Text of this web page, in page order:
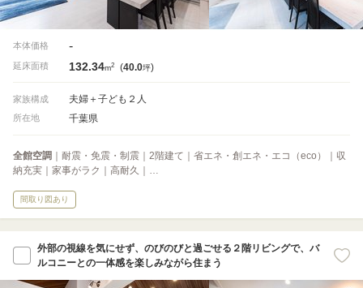
本体価格 -
延床面積 132.34m2 (40.0坪)
家族構成 夫婦＋子ども２人
所在地 千葉県
全館空調 ｜耐震・免震・制震｜2階建て｜省エネ・創エネ・エコ（eco）｜収
納充実｜家事がラク｜高耐久｜…
間取り図あり
外部の視線を気にせず、のびのびと過ごせる２階リビングで、バ
ルコニーとの一体感を楽しみながら住まう